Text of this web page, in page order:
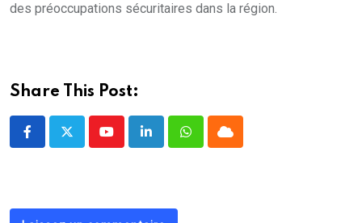
des préoccupations sécuritaires dans la région.
Share This Post:
YoutubeLinkedInWhatsappCloud